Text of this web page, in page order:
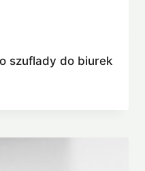
szuflady do biurek